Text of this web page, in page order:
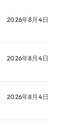
2026年8月4日
2026年8月4日
2026年8月4日